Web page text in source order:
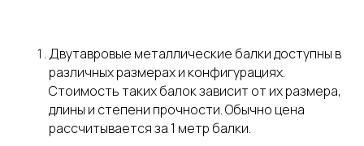
Двутавровые металлические балки доступны в
различных размерах и конфигурациях.
Стоимость таких балок зависит от их размера,
длины и степени прочности. Обычно цена
рассчитывается за 1 метр балки.
Обратный звонок
ИНФОРМАЦИЯ